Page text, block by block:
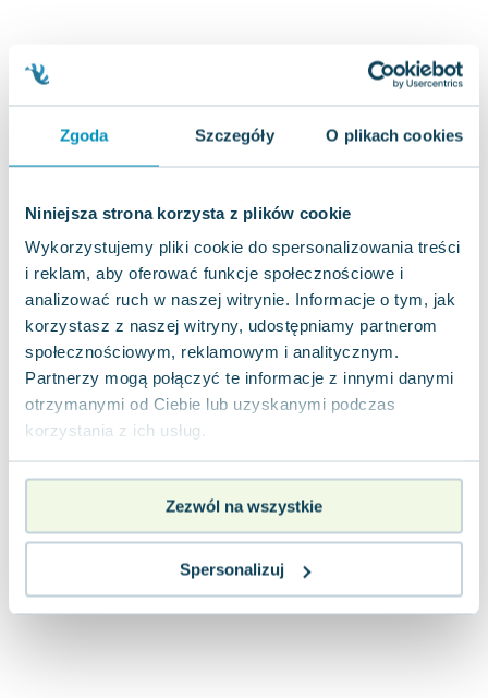
Zgoda Szczegóły O plikach cookies
Niniejsza strona korzysta z plików cookie
Wykorzystujemy pliki cookie do spersonalizowania treści
i reklam, aby oferować funkcje społecznościowe i
analizować ruch w naszej witrynie. Informacje o tym, jak
korzystasz z naszej witryny, udostępniamy partnerom
społecznościowym, reklamowym i analitycznym.
Partnerzy mogą połączyć te informacje z innymi danymi
otrzymanymi od Ciebie lub uzyskanymi podczas
korzystania z ich usług.
Zezwól na wszystkie
Spersonalizuj
Nela Mała Reporterka
Agnieszka Maciąg
Barbara Wrzesińska
Terry Pratchett
Lorraine Warren
Ajahn Brahm
Lucinda Riley
Jacek Walkiewicz